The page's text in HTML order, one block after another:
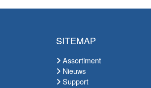
SITEMAP
Assortiment
Nieuws
Support